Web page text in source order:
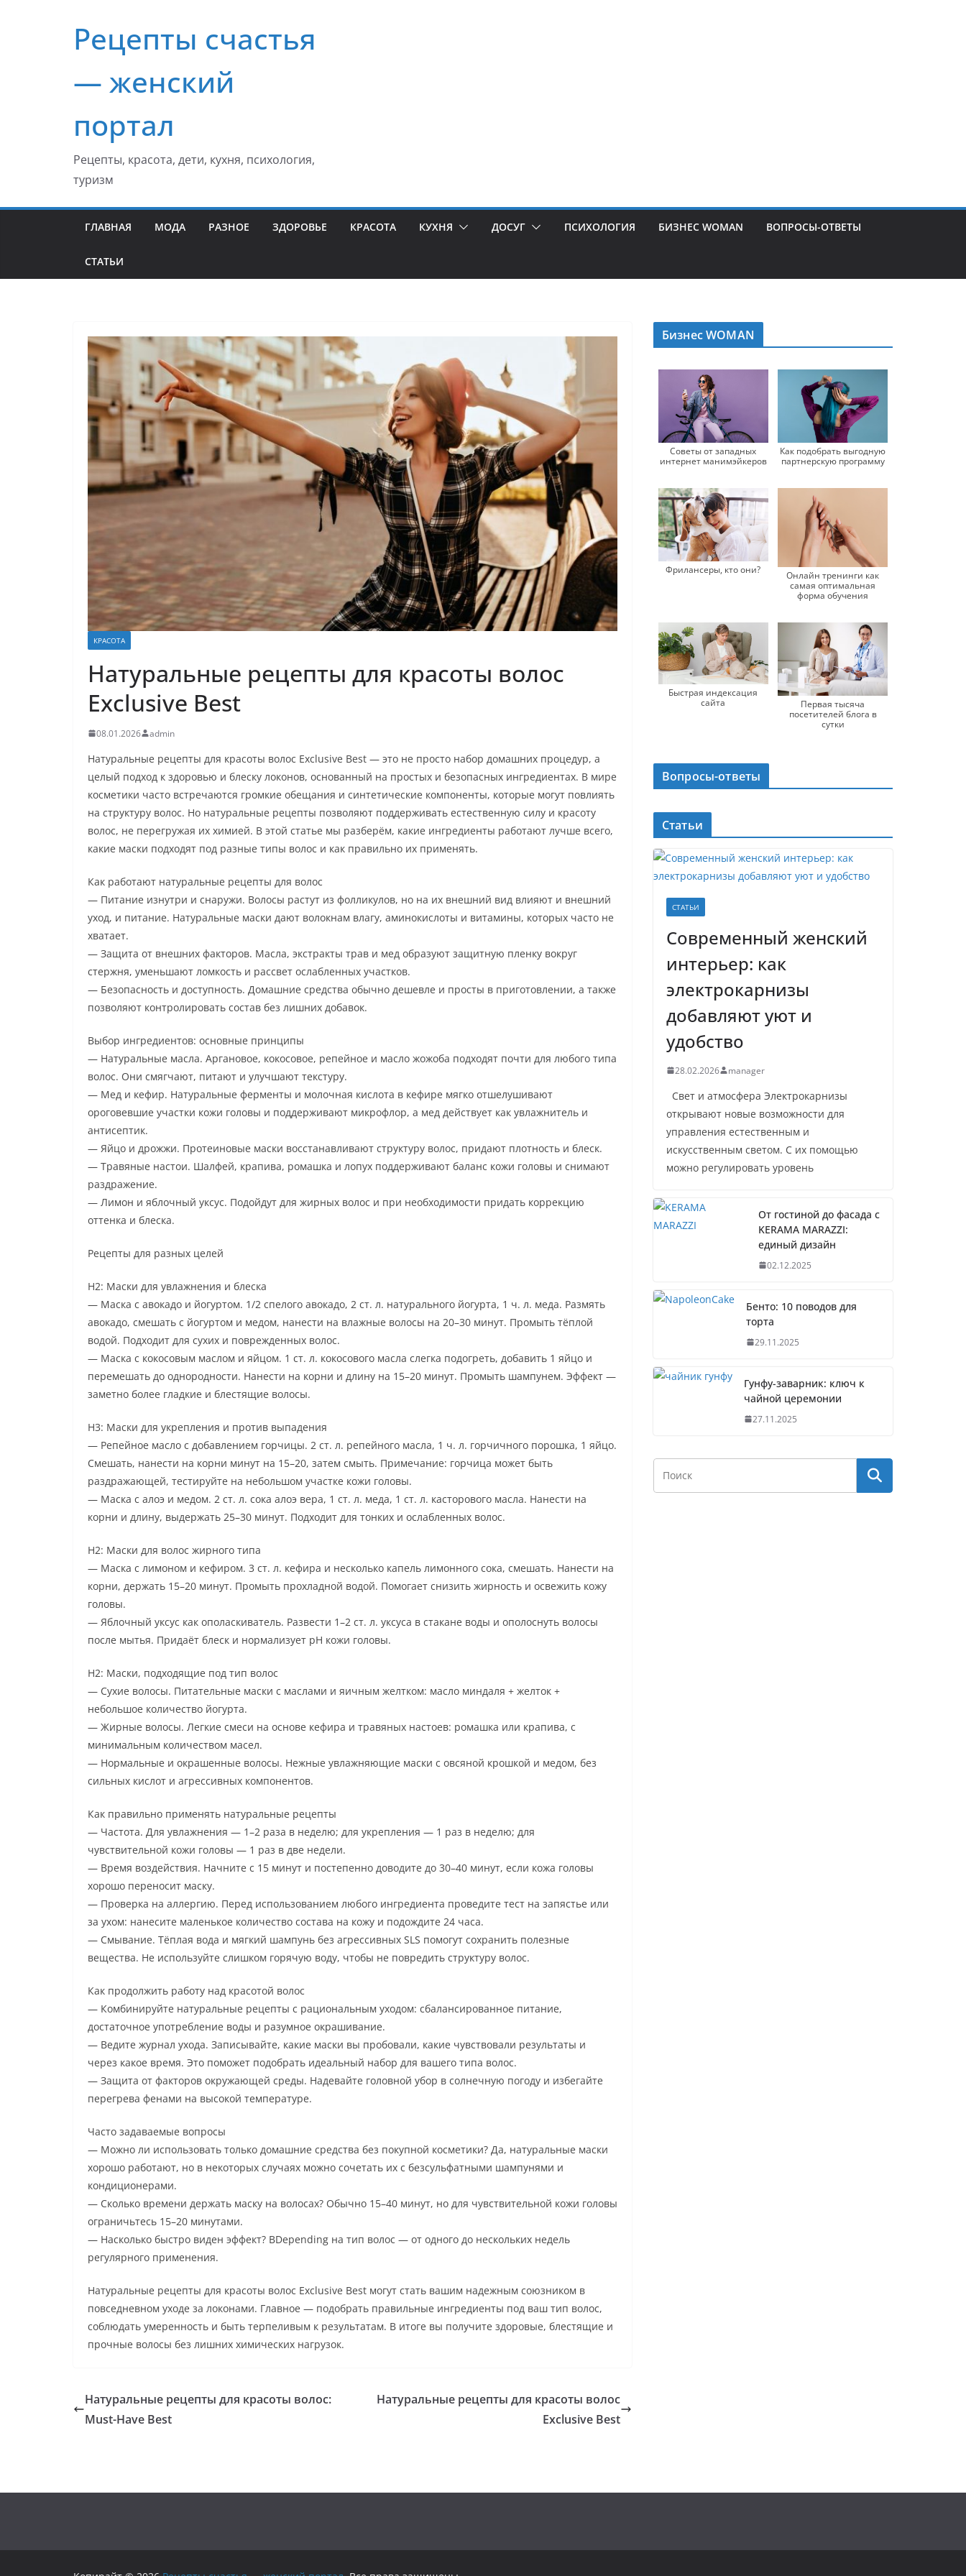
содержимомуРецепты счастья
— женский
портал
Рецепты, красота, дети, кухня, психология,
туризм
ГЛАВНАЯ МОДА РАЗНОЕ ЗДОРОВЬЕ КРАСОТА КУХНЯ ДОСУГ ПСИХОЛОГИЯ БИЗНЕС WOMAN ВОПРОСЫ-ОТВЕТЫ
СТАТЬИ
КРАСОТА
Натуральные рецепты для красоты волос
Exclusive Best
08.01.2026 admin
Натуральные рецепты для красоты волос Exclusive Best — это не просто набор домашних процедур, а
целый подход к здоровью и блеску локонов, основанный на простых и безопасных ингредиентах. В мире
косметики часто встречаются громкие обещания и синтетические компоненты, которые могут повлиять
на структуру волос. Но натуральные рецепты позволяют поддерживать естественную силу и красоту
волос, не перегружая их химией. В этой статье мы разберём, какие ингредиенты работают лучше всего,
какие маски подходят под разные типы волос и как правильно их применять.
Как работают натуральные рецепты для волос
— Питание изнутри и снаружи. Волосы растут из фолликулов, но на их внешний вид влияют и внешний
уход, и питание. Натуральные маски дают волокнам влагу, аминокислоты и витамины, которых часто не
хватает.
— Защита от внешних факторов. Масла, экстракты трав и мед образуют защитную пленку вокруг
стержня, уменьшают ломкость и рассвет ослабленных участков.
— Безопасность и доступность. Домашние средства обычно дешевле и просты в приготовлении, а также
позволяют контролировать состав без лишних добавок.
Выбор ингредиентов: основные принципы
— Натуральные масла. Аргановое, кокосовое, репейное и масло жожоба подходят почти для любого типа
волос. Они смягчают, питают и улучшают текстуру.
— Мед и кефир. Натуральные ферменты и молочная кислота в кефире мягко отшелушивают
ороговевшие участки кожи головы и поддерживают микрофлор, а мед действует как увлажнитель и
антисептик.
— Яйцо и дрожжи. Протеиновые маски восстанавливают структуру волос, придают плотность и блеск.
— Травяные настои. Шалфей, крапива, ромашка и лопух поддерживают баланс кожи головы и снимают
раздражение.
— Лимон и яблочный уксус. Подойдут для жирных волос и при необходимости придать коррекцию
оттенка и блеска.
Рецепты для разных целей
H2: Маски для увлажнения и блеска
— Маска с авокадо и йогуртом. 1/2 спелого авокадо, 2 ст. л. натурального йогурта, 1 ч. л. меда. Размять
авокадо, смешать с йогуртом и медом, нанести на влажные волосы на 20–30 минут. Промыть тёплой
водой. Подходит для сухих и поврежденных волос.
— Маска с кокосовым маслом и яйцом. 1 ст. л. кокосового масла слегка подогреть, добавить 1 яйцо и
перемешать до однородности. Нанести на корни и длину на 15–20 минут. Промыть шампунем. Эффект —
заметно более гладкие и блестящие волосы.
H3: Маски для укрепления и против выпадения
— Репейное масло с добавлением горчицы. 2 ст. л. репейного масла, 1 ч. л. горчичного порошка, 1 яйцо.
Смешать, нанести на корни минут на 15–20, затем смыть. Примечание: горчица может быть
раздражающей, тестируйте на небольшом участке кожи головы.
— Маска с алоэ и медом. 2 ст. л. сока алоэ вера, 1 ст. л. меда, 1 ст. л. касторового масла. Нанести на
корни и длину, выдержать 25–30 минут. Подходит для тонких и ослабленных волос.
H2: Маски для волос жирного типа
— Маска с лимоном и кефиром. 3 ст. л. кефира и несколько капель лимонного сока, смешать. Нанести на
корни, держать 15–20 минут. Промыть прохладной водой. Помогает снизить жирность и освежить кожу
головы.
— Яблочный уксус как ополаскиватель. Развести 1–2 ст. л. уксуса в стакане воды и ополоснуть волосы
после мытья. Придаёт блеск и нормализует pH кожи головы.
H2: Маски, подходящие под тип волос
— Сухие волосы. Питательные маски с маслами и яичным желтком: масло миндаля + желток +
небольшое количество йогурта.
— Жирные волосы. Легкие смеси на основе кефира и травяных настоев: ромашка или крапива, с
минимальным количеством масел.
— Нормальные и окрашенные волосы. Нежные увлажняющие маски с овсяной крошкой и медом, без
сильных кислот и агрессивных компонентов.
Как правильно применять натуральные рецепты
— Частота. Для увлажнения — 1–2 раза в неделю; для укрепления — 1 раз в неделю; для
чувствительной кожи головы — 1 раз в две недели.
— Время воздействия. Начните с 15 минут и постепенно доводите до 30–40 минут, если кожа головы
хорошо переносит маску.
— Проверка на аллергию. Перед использованием любого ингредиента проведите тест на запястье или
за ухом: нанесите маленькое количество состава на кожу и подождите 24 часа.
— Смывание. Тёплая вода и мягкий шампунь без агрессивных SLS помогут сохранить полезные
вещества. Не используйте слишком горячую воду, чтобы не повредить структуру волос.
Как продолжить работу над красотой волос
— Комбинируйте натуральные рецепты с рациональным уходом: сбалансированное питание,
достаточное употребление воды и разумное окрашивание.
— Ведите журнал ухода. Записывайте, какие маски вы пробовали, какие чувствовали результаты и
через какое время. Это поможет подобрать идеальный набор для вашего типа волос.
— Защита от факторов окружающей среды. Надевайте головной убор в солнечную погоду и избегайте
перегрева фенами на высокой температуре.
Часто задаваемые вопросы
— Можно ли использовать только домашние средства без покупной косметики? Да, натуральные маски
хорошо работают, но в некоторых случаях можно сочетать их с безсульфатными шампунями и
кондиционерами.
— Сколько времени держать маску на волосах? Обычно 15–40 минут, но для чувствительной кожи головы
ограничьтесь 15–20 минутами.
— Насколько быстро виден эффект? ВDepending на тип волос — от одного до нескольких недель
регулярного применения.
Натуральные рецепты для красоты волос Exclusive Best могут стать вашим надежным союзником в
повседневном уходе за локонами. Главное — подобрать правильные ингредиенты под ваш тип волос,
соблюдать умеренность и быть терпеливым к результатам. В итоге вы получите здоровые, блестящие и
прочные волосы без лишних химических нагрузок.
Натуральные рецепты для красоты волос:
Must-Have Best
Натуральные рецепты для красоты волос
Exclusive Best
Бизнес WOMAN
Советы от западных
интернет манимэйкеров
Как подобрать выгодную
партнерскую программу
Фрилансеры, кто они?
Онлайн тренинги как
самая оптимальная
форма обучения
Быстрая индексация
сайта
Первая тысяча
посетителей блога в
сутки
Вопросы-ответы
Статьи
СТАТЬИ
Современный женский
интерьер: как
электрокарнизы
добавляют уют и
удобство
28.02.2026 manager
Свет и атмосфера Электрокарнизы
открывают новые возможности для
управления естественным и
искусственным светом. С их помощью
можно регулировать уровень
От гостиной до фасада с
KERAMA MARAZZI:
единый дизайн
02.12.2025
Бенто: 10 поводов для
торта
29.11.2025
Гунфу-заварник: ключ к
чайной церемонии
27.11.2025